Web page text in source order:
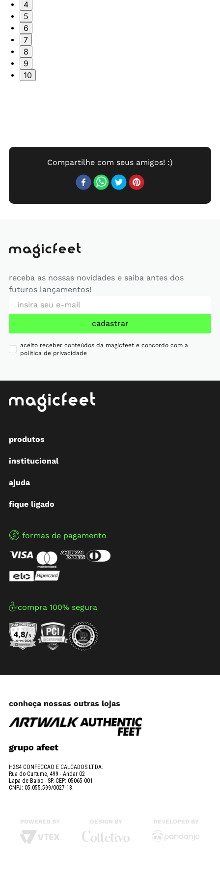
4
5
6
7
8
9
10
receba as nossas novidades e saiba antes dos
futuros lançamentos!
cadastrar
aceito receber conteúdos da magicfeet e concordo com a
política de privacidade
produtos
institucional
ajuda
fique ligado
formas de pagamento
compra 100% segura
conheça nossas outras lojas
grupo afeet
H2S4 CONFECCAO E CALCADOS LTDA.
Rua do Curtume, 499 - Andar 02
Lapa de Baixo - SP. CEP: 05065-001
CNPJ: 05.055.599/0027-13.
POWERED BY DESIGN BY DEVELOPED BY